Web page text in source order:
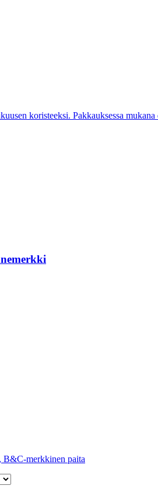
koristeeksi. Pakkauksessa
B&C-merkkinen paita